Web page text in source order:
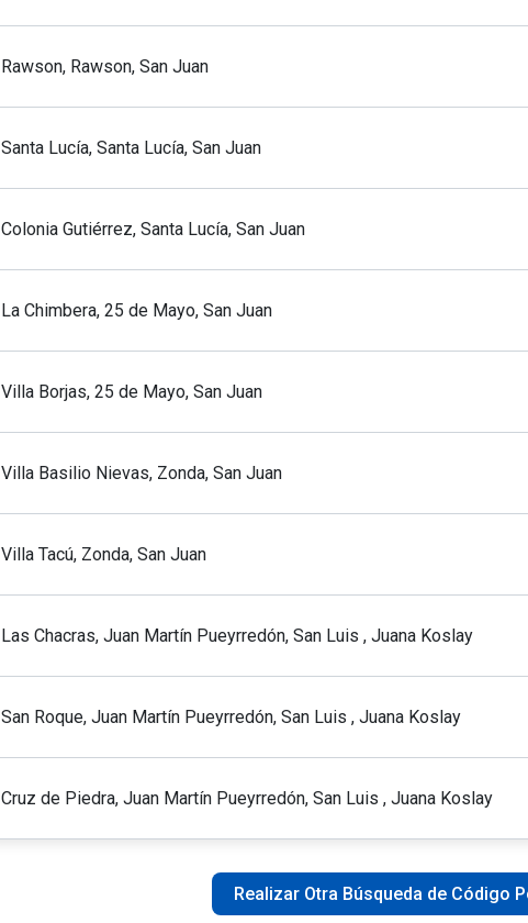
Rawson, Rawson, San Juan
Santa Lucía, Santa Lucía, San Juan
Colonia Gutiérrez, Santa Lucía, San Juan
La Chimbera, 25 de Mayo, San Juan
Villa Borjas, 25 de Mayo, San Juan
Villa Basilio Nievas, Zonda, San Juan
Villa Tacú, Zonda, San Juan
Las Chacras, Juan Martín Pueyrredón, San Luis , Juana Koslay
San Roque, Juan Martín Pueyrredón, San Luis , Juana Koslay
Cruz de Piedra, Juan Martín Pueyrredón, San Luis , Juana Koslay
Realizar Otra Búsqueda de Código